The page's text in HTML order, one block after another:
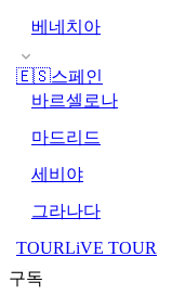
베네치아
🇪🇸스페인
바르셀로나
마드리드
세비야
그라나다
TOURLiVE TOUR
구독